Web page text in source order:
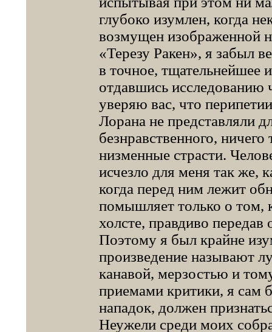
глубоко изумлен, когда
возмущен изображенной
«Терезу Ракен», я забыл
в точное, тщательнейшее
отдавшись исследованию
уверяю вас, что
Лорана не представляли
безнравственного,
низменные страсти.
исчезло для меня так же,
когда перед ним лежит
помышляет только о том,
холсте, правдиво передав
Поэтому я был крайне
произведение называют
канавой, мерзостью и
приемами критики, я сам
нападок, должен
Неужели среди моих